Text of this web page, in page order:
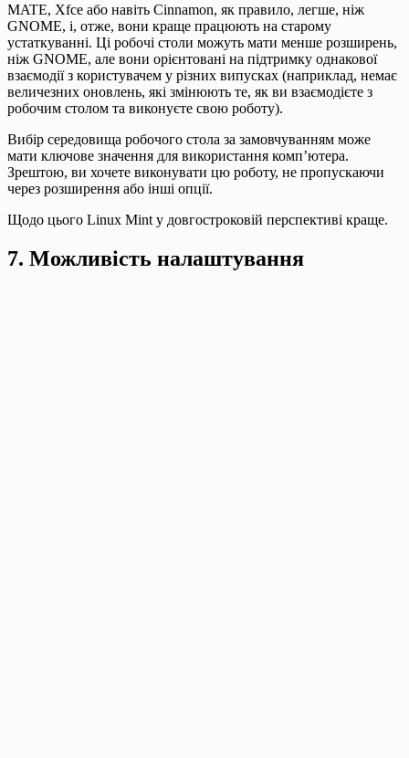
MATE, Xfce або навіть Cinnamon, як правило, легше, ніж
GNOME, і, отже, вони краще працюють на старому
устаткуванні. Ці робочі столи можуть мати менше розширень,
ніж GNOME, але вони орієнтовані на підтримку однакової
взаємодії з користувачем у різних випусках (наприклад, немає
величезних оновлень, які змінюють те, як ви взаємодієте з
робочим столом та виконуєте свою роботу).
Вибір середовища робочого стола за замовчуванням може
мати ключове значення для використання комп’ютера.
Зрештою, ви хочете виконувати цю роботу, не пропускаючи
через розширення або інші опції.
Щодо цього Linux Mint у довгостроковій перспективі краще.
7. Можливість налаштування